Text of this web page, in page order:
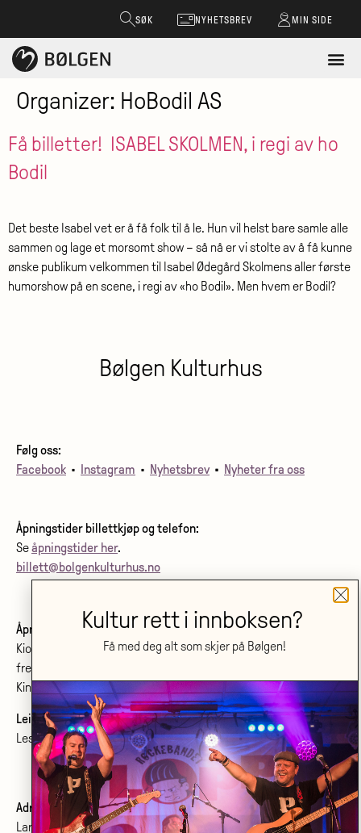
SØK NYHETSBREV MIN SIDE
Organizer: HoBodil AS
Få billetter!
ISABEL SKOLMEN, i regi av ho
Bodil
Det beste Isabel vet er å få folk til å le. Hun vil helst bare samle alle
sammen og lage et morsomt show – så nå er vi stolte av å få kunne
ønske publikum velkommen til Isabel Ødegård Skolmens aller første
humorshow på en scene, i regi av «ho Bodil». Men hvem er Bodil?
Bølgen Kulturhus
Følg oss:
Facebook • Instagram • Nyhetsbrev• Nyheter fra oss
Åpningstider billettkjøp og telefon:
Seåpningstider her.
billett@bolgenkulturhus.no
Åpningstider kino:
Kiosken er åpen fra første film starter
frem til siste film starter.
Kinoprogram: www.bolgenkino.no
Leie lokale?
Les om konferanser og møtelokalerher.
Adresse:
Larvik kulturhus Bølgen KF
Kultur rett i innboksen?
Få med deg alt som skjer på Bølgen!